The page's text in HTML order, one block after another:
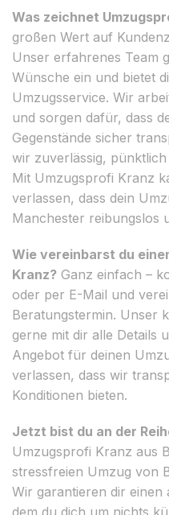
Was zeichnet
großen Wert auf
Unser erfahrenes Team
Wünsche ein und bietet
Umzugsservice. Wir
und sorgen dafür, dass
Gegenstände sicher
wir zuverlässig,
Mit Umzugsprofi Kranz
verlassen, dass dein
Manchester reibungslos
Wie vereinbarst du
Kranz? Ganz einfach –
oder per E-Mail und
Beratungstermin. Unser
gerne mit dir alle Details
Angebot für deinen
verlassen, dass wir
Konditionen bieten.
Jetzt bist du an der
Umzugsprofi Kranz aus
stressfreien Umzug von
Wir garantieren dir einen
dem du dich um nichts